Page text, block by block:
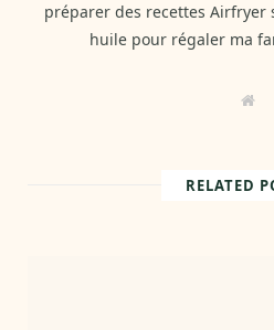
préparer des recettes Airfryer
huile pour régaler ma
W
RELATED